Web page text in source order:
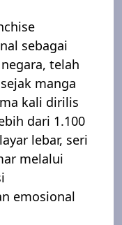
sebagai
telah
manga
kali dirilis
dari 1.100
lebar, seri
melalui
emosional